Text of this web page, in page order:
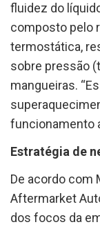
fluidez do
composto pelo
termostática,
sobre pressão
mangueiras.
funcionamento
Estratégia de
De acordo com
Aftermarket
dos focos da